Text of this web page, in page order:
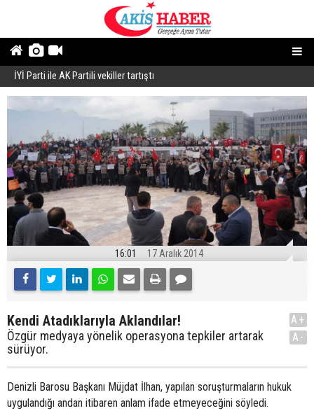
İYİ Parti ile AK Partili vekiller tartıştı
16:01 17 Aralık 2014
Kendi Atadıklarıyla Aklandılar!
Özgür medyaya yönelik operasyona tepkiler artarak
sürüyor.
A+
A-
Denizli Barosu Başkanı Müjdat İlhan, yapılan soruşturmaların hukuk
uygulandığı andan itibaren anlam ifade etmeyeceğini söyledi.